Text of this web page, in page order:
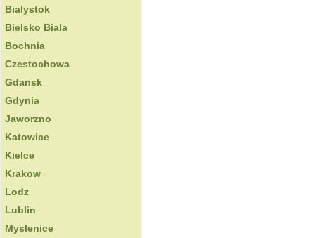
Bialystok
Bielsko Biala
Bochnia
Czestochowa
Gdansk
Gdynia
Jaworzno
Katowice
Kielce
Krakow
Lodz
Lublin
Myslenice